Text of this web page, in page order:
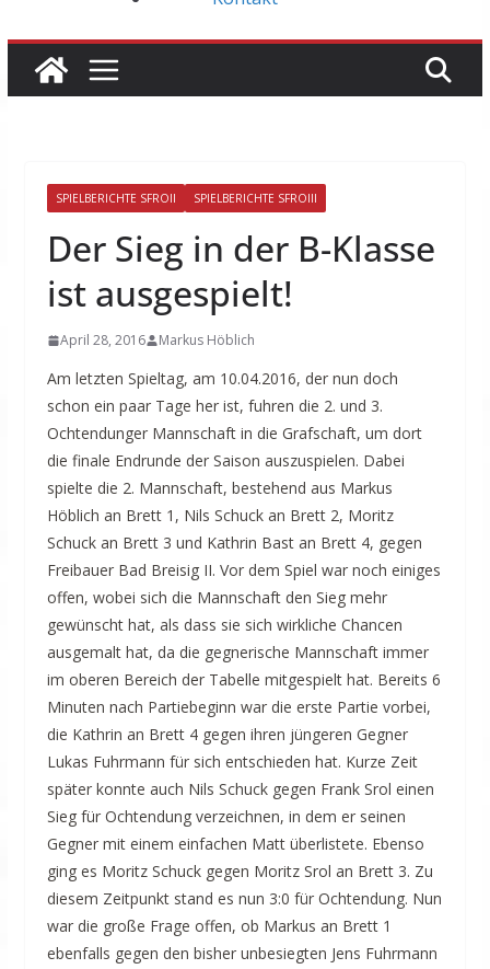
SPIELBERICHTE SFROII SPIELBERICHTE SFROIII
Der Sieg in der B-Klasse
ist ausgespielt!
April 28, 2016 Markus Höblich
Am letzten Spieltag, am 10.04.2016, der nun doch
schon ein paar Tage her ist, fuhren die 2. und 3.
Ochtendunger Mannschaft in die Grafschaft, um dort
die finale Endrunde der Saison auszuspielen. Dabei
spielte die 2. Mannschaft, bestehend aus Markus
Höblich an Brett 1, Nils Schuck an Brett 2, Moritz
Schuck an Brett 3 und Kathrin Bast an Brett 4, gegen
Freibauer Bad Breisig II. Vor dem Spiel war noch einiges
offen, wobei sich die Mannschaft den Sieg mehr
gewünscht hat, als dass sie sich wirkliche Chancen
ausgemalt hat, da die gegnerische Mannschaft immer
im oberen Bereich der Tabelle mitgespielt hat. Bereits 6
Minuten nach Partiebeginn war die erste Partie vorbei,
die Kathrin an Brett 4 gegen ihren jüngeren Gegner
Lukas Fuhrmann für sich entschieden hat. Kurze Zeit
später konnte auch Nils Schuck gegen Frank Srol einen
Sieg für Ochtendung verzeichnen, in dem er seinen
Gegner mit einem einfachen Matt überlistete. Ebenso
ging es Moritz Schuck gegen Moritz Srol an Brett 3. Zu
diesem Zeitpunkt stand es nun 3:0 für Ochtendung. Nun
war die große Frage offen, ob Markus an Brett 1
ebenfalls gegen den bisher unbesiegten Jens Fuhrmann